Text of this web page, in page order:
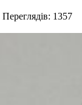
Переглядів: 1357